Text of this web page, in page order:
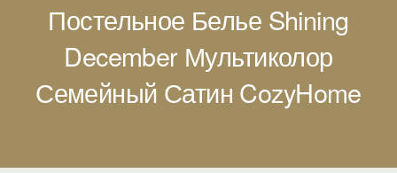
Постельное Белье Shining
December Мультиколор
Семейный Сатин CozyHome